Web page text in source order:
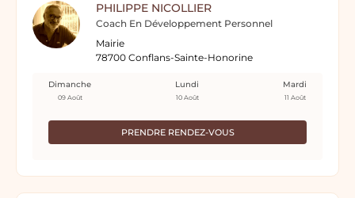
PHILIPPE NICOLLIER
Coach En Développement Personnel
Mairie
78700 Conflans-Sainte-Honorine
PRENDRE RENDEZ-VOUS
Dimanche
09 Août
Lundi
10 Août
Mardi
11 Août